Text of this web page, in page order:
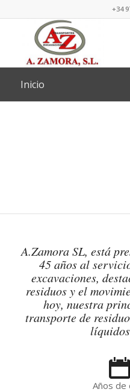
+34
Inicio
A.Zamora SL, está
45 años al
excavaciones,
residuos y el
hoy, nuestra
transporte de
Años de